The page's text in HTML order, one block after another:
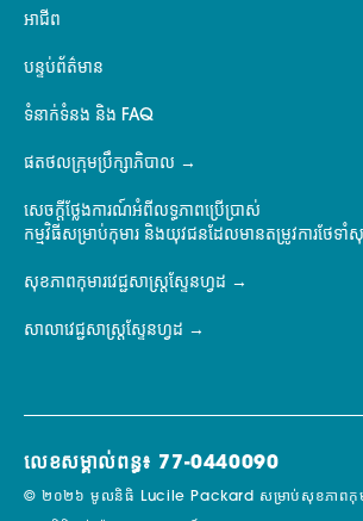
អាជីព
បន្ទប់ព័ត៌មាន
ទំនាក់ទំនង និង FAQ
ផតថលក្រុមប្រឹក្សាភិបាល
សេចក្តីថ្លែងការណ៍អំពីលទ្ធភាពប្រើប្រាស់
កម្មវិធីសម្រាប់កុមារ និងយុវជនដែលមានតម្រូវការថែទ
សុខភាពកុមារវេជ្ជសាស្ត្រស្ទែនហ្វដ
សាលាវេជ្ជសាស្ត្រស្ទែនហ្វដ
លេខសម្គាល់ពន្ធ៖ 77-0440090
© ២០២៦ មូលនិធិ Lucile Packard សម្រាប់សុខភាពកុម